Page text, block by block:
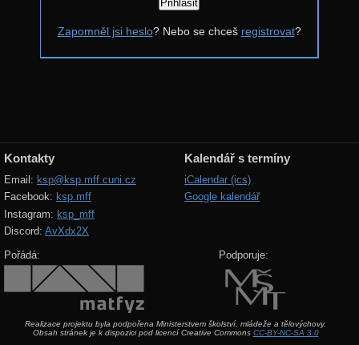
Zapomněl jsi heslo? Nebo se chceš registrovat?
Komentáře
Výsledky
Výsledky
Řešení
Výsledky
Zadání 2. série
Řešení
Zadání 1. série
Kontakty
Email: ksp@ksp.mff.cuni.cz
Facebook: ksp.mff
Instagram: ksp_mff
Discord: AvXdx2X
Kalendář s termíny
iCalendar (ics)
Google kalendář
Pořádá: Podporuje:
Realizace projektu byla podpořena Ministerstvem školství, mládeže a tělovýchovy.
Obsah stránek je k dispozici pod licencí Creative Commons CC-BY-NC-SA 3.0